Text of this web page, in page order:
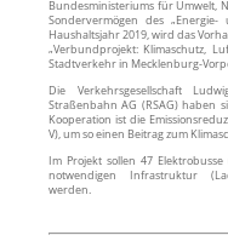
Bundesministeriums für Umwelt,
Sondervermögen des „Energie-
Haushaltsjahr 2019, wird das
„Verbundprojekt: Klimaschutz,
Stadtverkehr in Mecklenburg-
Die Verkehrsgesellschaft
Straßenbahn AG (RSAG) haben
Kooperation ist die
V), um so einen Beitrag zum
Im Projekt sollen 47
notwendigen Infrastruktur
werden.